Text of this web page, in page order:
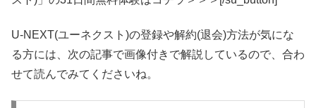
U-NEXT(ユーネクスト)の登録や解約(退会)方法が気にな
る方には、次の記事で画像付きで解説しているので、合わ
せて読んでみてくださいね。